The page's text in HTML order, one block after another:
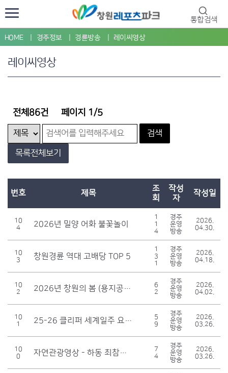
통합검색
HOME 경주정보 경륜방송 레이씨영상
레이씨영상
전체86건 페이지 1/5
검색
목록전체보기
번호 제목
조
회
작성
자
작성일
10
4
2026년 밀양 어화 불꽃놀이
1
1
4
경주
운영
방송
2026.
04.30.
10
3
창원경륜 역대 고배당 TOP 5
1
3
1
경주
운영
방송
2026.
04.18.
10
2
2026년 창원의 봄 (용지공원,진해 웅천읍성, 여좌천 벚꽃)
6
2
경주
운영
방송
2026.
04.02.
10
1
25-26 클리퍼 세계일주 요트대회 (통영)
5
9
경주
운영
방송
2026.
03.26.
10
0
자연관광영상 - 하동 최참판댁
7
4
경주
운영
방송
2026.
03.26.